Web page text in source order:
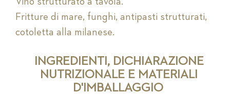
Fritture di mare, funghi, antipasti strutturati,
cotoletta alla milanese.
INGREDIENTI, DICHIARAZIONE
NUTRIZIONALE E MATERIALI
D'IMBALLAGGIO